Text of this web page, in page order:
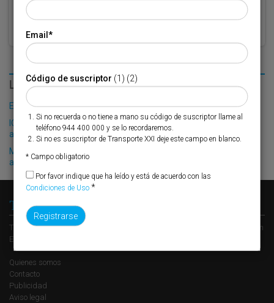
LO MÁS LEÍDO
El Puerto de Valencia crecerá en oferta ro-pax
ICP Logística instala un nuevo clasificador de pedidos en su
almacén principal de Meco (Madrid)
Moldtrans incorpora un software para optimizar la gestión de sus
actividades de transporte y logística
Transporte XXI
Transporte XXI es el periódico de referencia del transporte y la logística en
España, perteneciente al Grupo XXI de Comunicación Empresarial.
Quienes somos
Contacto
Publicidad
Aviso legal
Email*
Código de suscriptor (1) (2)
Si no recuerda o no tiene a mano su código de suscriptor llame al
teléfono 944 400 000 y se lo recordaremos.
Si no es suscriptor de Transporte XXI deje este campo en blanco.
* Campo obligatorio
Por favor indique que ha leído y está de acuerdo con las
Condiciones de Uso *